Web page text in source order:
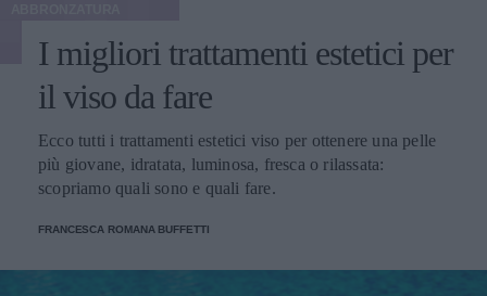
I migliori trattamenti estetici per
il viso da fare
Ecco tutti i trattamenti estetici viso per ottenere una pelle
più giovane, idratata, luminosa, fresca o rilassata:
scopriamo quali sono e quali fare.
FRANCESCA ROMANA BUFFETTI